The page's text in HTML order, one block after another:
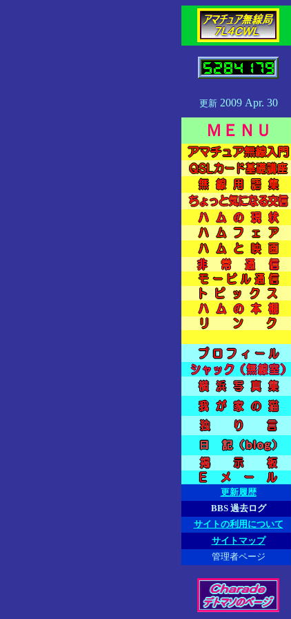
更新2009 Apr. 30
ＭＥＮＵ
更新履歴
BBS 過去ログ
サイトの利用について
サイトマップ
管理者ページ